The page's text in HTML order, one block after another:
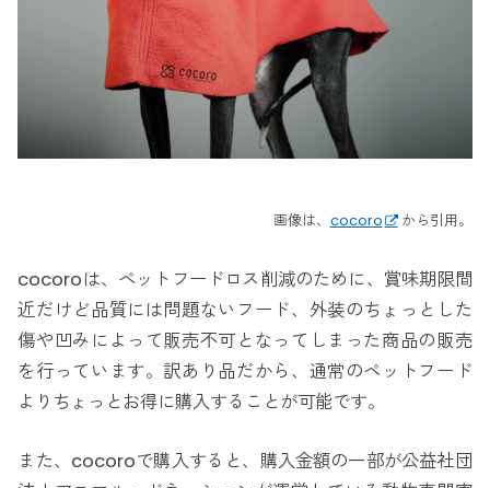
画像は、 cocoro から引用。
cocoroは、ペットフードロス削減のために、賞味期限間
近だけど品質には問題ないフード、外装のちょっとした
傷や凹みによって販売不可となってしまった商品の販売
を行っています。訳あり品だから、通常のペットフード
よりちょっとお得に購入することが可能です。
また、cocoroで購入すると、購入金額の一部が公益社団